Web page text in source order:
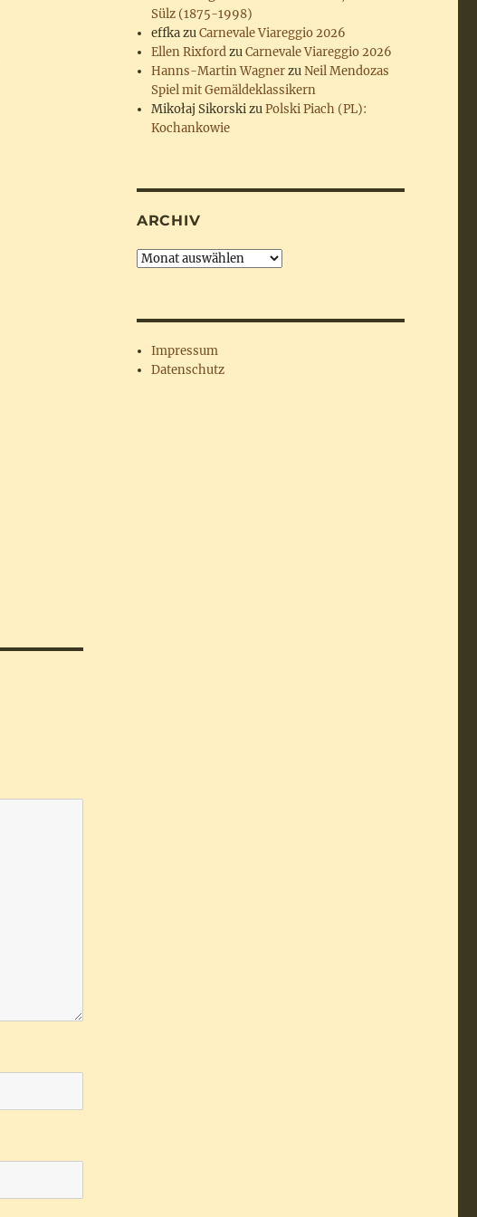
Sülz (1875-1998)
effkazuCarnevale Viareggio 2026
Ellen RixfordzuCarnevale Viareggio 2026
Hanns-Martin WagnerzuNeil Mendozas
Spiel mit Gemäldeklassikern
Mikołaj SikorskizuPolski Piach (PL):
Kochankowie
ARCHIV
Archiv
Impressum
Datenschutz